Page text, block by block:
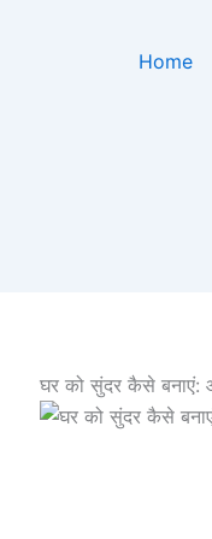
Home
घर को सुंदर कैसे बनाएं: